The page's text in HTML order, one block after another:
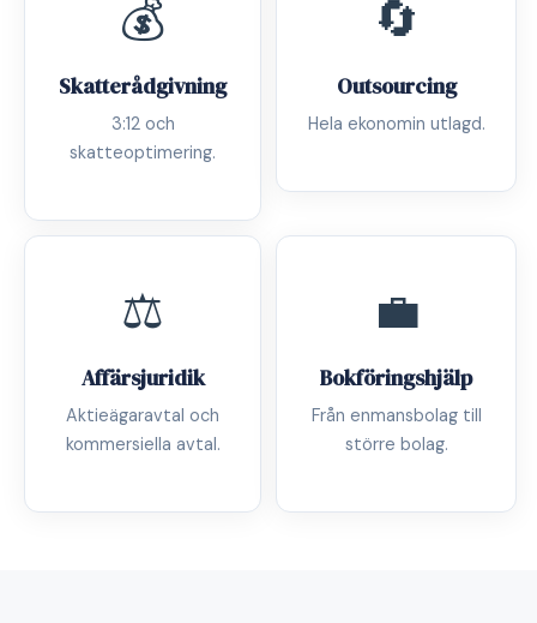
💰
Skatterådgivning
3:12 och
skatteoptimering.
🔄
Outsourcing
Hela ekonomin utlagd.
⚖️
Affärsjuridik
Aktieägaravtal och
kommersiella avtal.
💼
Bokföringshjälp
Från enmansbolag till
större bolag.